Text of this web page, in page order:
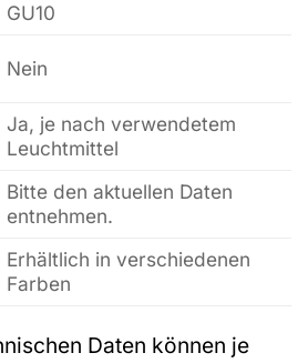
GU10
Nein
Ja, je nach verwendetem
Leuchtmittel
Bitte den aktuellen Daten
entnehmen.
Erhältlich in verschiedenen
Farben
Daten können je